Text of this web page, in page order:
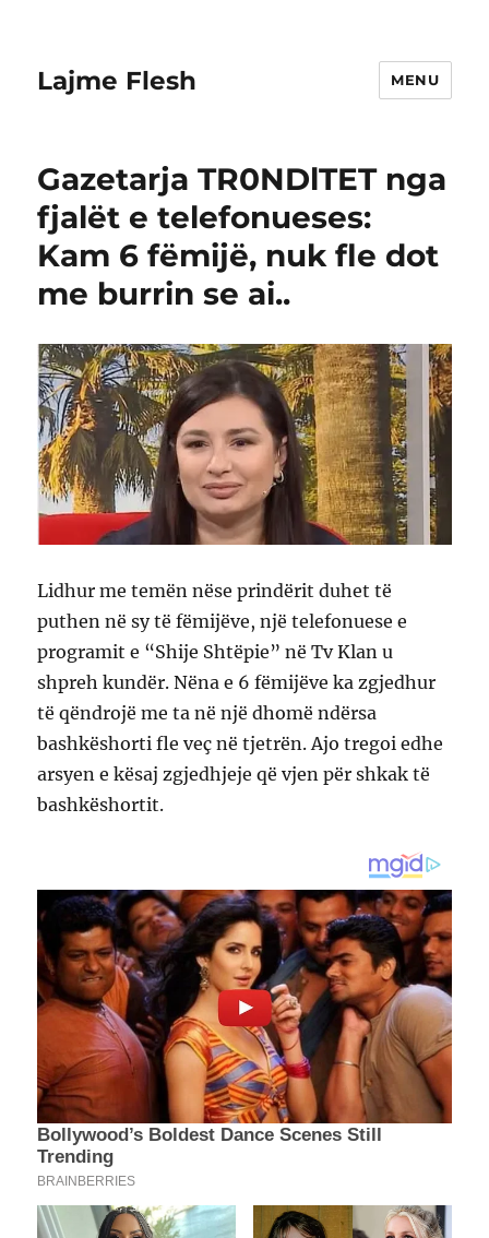
Lajme Flesh MENU
Gazetarja TR0NDlTET nga
fjalët e telefonueses:
Kam 6 fëmijë, nuk fle dot
me burrin se ai..
Lidhur me temën nëse prindërit duhet të
puthen në sy të fëmijëve, një telefonuese e
programit e “Shije Shtëpie” në Tv Klan u
shpreh kundër. Nëna e 6 fëmijëve ka zgjedhur
të qëndrojë me ta në një dhomë ndërsa
bashkëshorti fle veç në tjetrën. Ajo tregoi edhe
arsyen e kësaj zgjedhjeje që vjen për shkak të
bashkëshortit.